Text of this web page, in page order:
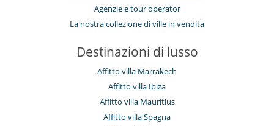
Agenzie e tour operator
La nostra collezione di ville in vendita
Destinazioni di lusso
Affitto villa Marrakech
Affitto villa Ibiza
Affitto villa Mauritius
Affitto villa Spagna